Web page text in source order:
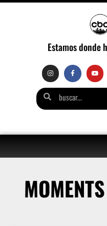
Estamos donde